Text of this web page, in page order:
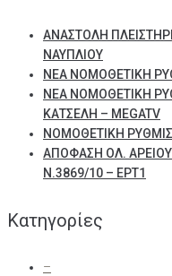
ΑΝΑΣΤΟΛΗ
ΝΑΥΠΛΙΟΥ
ΝΕΑ ΝΟΜΟΘΕΤΙΚΗ
ΝΕΑ ΝΟΜΟΘΕΤΙΚΗ
ΚΑΤΣΕΛΗ – MEGATV
ΝΟΜΟΘΕΤΙΚΗ
ΑΠΟΦΑΣΗ ΟΛ.
Ν.3869/10 – ΕΡΤ1
Kατηγορίες
–